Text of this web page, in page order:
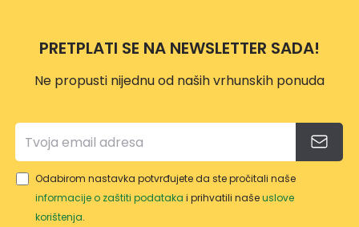
Z478
R
PRETPLATI SE NA NEWSLETTER SADA!
Ne propusti nijednu od naših vrhunskih ponuda
Odabirom nastavka potvrđujete da ste pročitali naše
informacije o zaštiti podataka i prihvatili našeuslove
korištenja.